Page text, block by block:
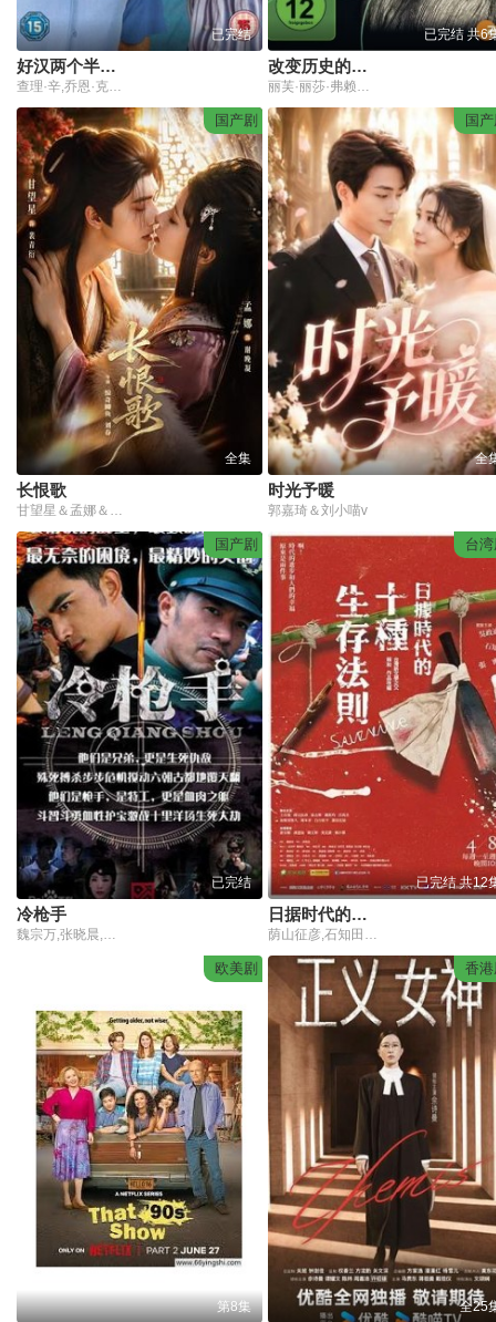
已完结
好汉两个半第七季
已完结 共6
改变历史的女人们
国产剧
全集
长恨歌
国
全
时光予暖
郭嘉琦＆刘小喵v
国产剧
已完结
冷枪手
魏宗万,张晓晨,张翰,景珂,单薇
台
已完结 共12
日据时代的十种生存法则
荫山征彦,石知田,张寗,赖和,吴政迪
欧美剧
第8集
香
全25